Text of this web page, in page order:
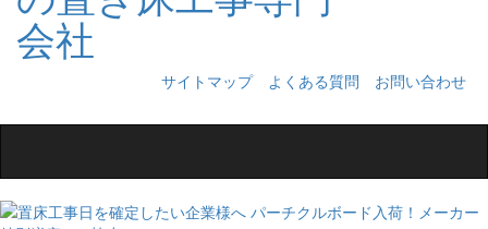
サイトマップ よくある質問
お問い合わせ
navigation